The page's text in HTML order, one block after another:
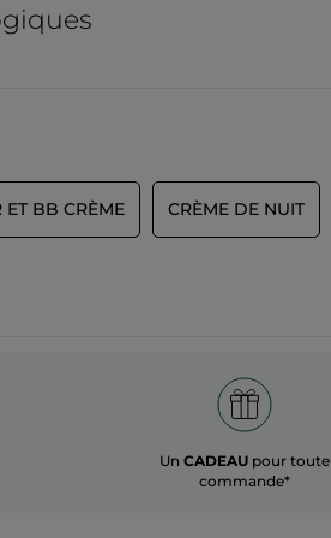
ET BB CRÈME CRÈME DE NUIT
Un CADEAUpour toute
commande*